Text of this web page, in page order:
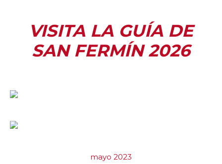
VISITA LA GUÍA DE
SAN FERMÍN 2026
mayo 2023